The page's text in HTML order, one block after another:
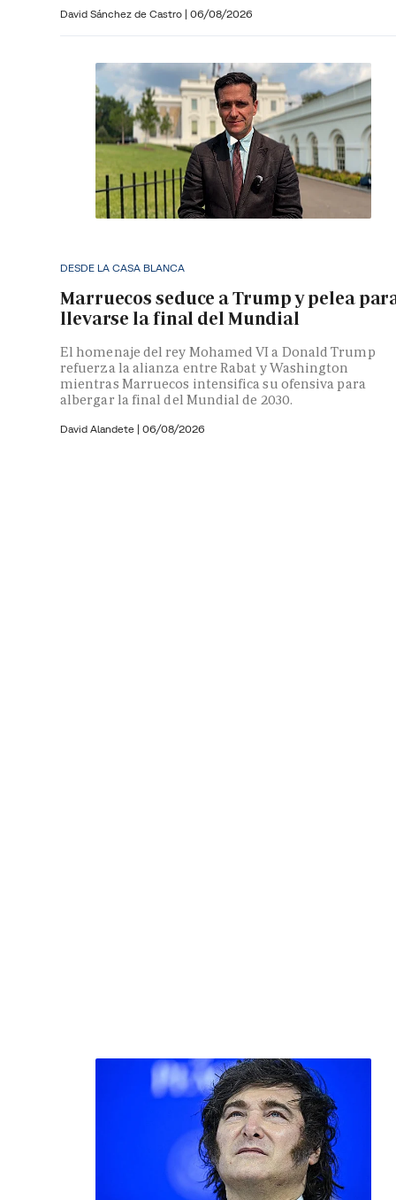
David Sánchez de Castro | 06/08/2026
DESDE LA CASA BLANCA
Marruecos seduce a Trump y pelea
llevarse la final del Mundial
El homenaje del rey Mohamed VI a Donald Trump
refuerza la alianza entre Rabat y Washington
mientras Marruecos intensifica su ofensiva para
albergar la final del Mundial de 2030.
David Alandete | 06/08/2026